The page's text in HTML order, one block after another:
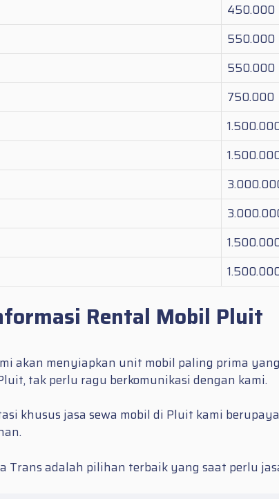
450.000
550.000
550.000
750.000
Rental Mobil Pluit
akan menyiapkan unit mobil paling prima
, tak perlu ragu berkomunikasi dengan kami.
khusus jasa sewa mobil di Pluit kami
Trans adalah pilihan terbaik yang saat perlu